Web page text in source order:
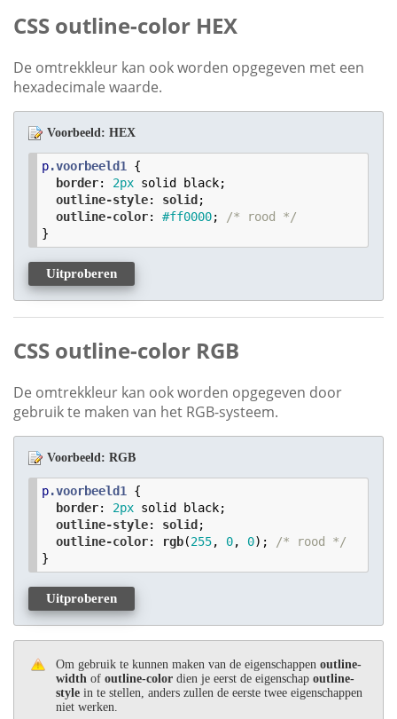
CSS outline-color HEX
De omtrekkleur kan ook worden opgegeven met een
hexadecimale waarde.
Voorbeeld: HEX
p.voorbeeld1
{
border: 2px solid black;
outline-style: solid ;
outline-color: #ff0000;
/* rood */
Uitproberen
CSS outline-color RGB
De omtrekkleur kan ook worden opgegeven door
gebruik te maken van het RGB-systeem.
Voorbeeld: RGB
p.voorbeeld1
{
border: 2px solid black;
outline-style: solid ;
outline-color: rgb(255, 0, 0);
/* rood */
Uitproberen
Om gebruik te kunnen maken van de eigenschappen outline-
width of outline-color dien je eerst de eigenschap outline-
style in te stellen, anders zullen de eerste twee eigenschappen
niet werken.